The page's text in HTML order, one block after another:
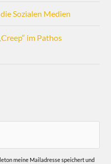
Sozialen Medien
im Pathos
meine Mailadresse speichert und